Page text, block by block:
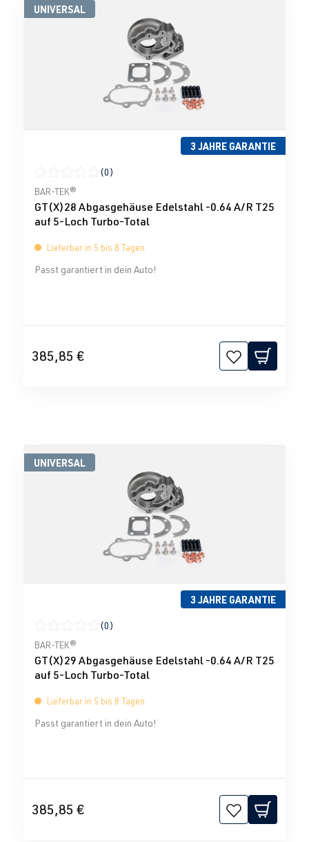
UNIVERSAL
3 JAHRE GARANTIE
Durchschnittliche Bewertung von 0 von 5 Sternen
(0)
BAR-TEK®
GT(X)28 Abgasgehäuse Edelstahl -0.64 A/R T25
auf 5-Loch Turbo-Total
Lieferbar in 5 bis 8 Tagen
Passt garantiert in dein Auto!
385,85 €
UNIVERSAL
3 JAHRE GARANTIE
Durchschnittliche Bewertung von 0 von 5 Sternen
(0)
BAR-TEK®
GT(X)29 Abgasgehäuse Edelstahl -0.64 A/R T25
auf 5-Loch Turbo-Total
Lieferbar in 5 bis 8 Tagen
Passt garantiert in dein Auto!
385,85 €